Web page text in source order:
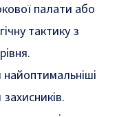
палати або
тактику з